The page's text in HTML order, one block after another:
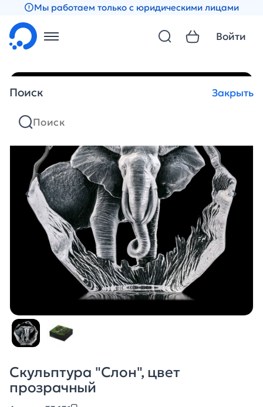
Мы работаем только с юридическими лицами
Поиск Закрыть
Войти
Скульптура "Слон", цвет
прозрачный